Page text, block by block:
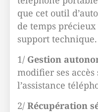
que cet outil
de temps
support technique.
1/ Gestion
modifier ses
l’assistance
2/ Récupération